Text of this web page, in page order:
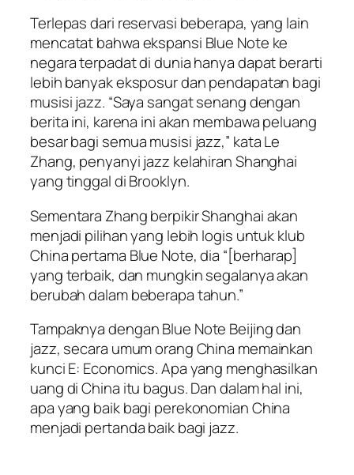
Terlepas dari reservasi beberapa, yang lain
mencatat bahwa ekspansi Blue Note ke
negara terpadat di dunia hanya dapat berarti
lebih banyak eksposur dan pendapatan bagi
musisi jazz. “Saya sangat senang dengan
berita ini, karena ini akan membawa peluang
besar bagi semua musisi jazz,” kata Le
Zhang, penyanyi jazz kelahiran Shanghai
yang tinggal di Brooklyn.
Sementara Zhang berpikir Shanghai akan
menjadi pilihan yang lebih logis untuk klub
China pertama Blue Note, dia “[berharap]
yang terbaik, dan mungkin segalanya akan
berubah dalam beberapa tahun.”
Tampaknya dengan Blue Note Beijing dan
jazz, secara umum orang China memainkan
kunci E: Economics. Apa yang menghasilkan
uang di China itu bagus. Dan dalam hal ini,
apa yang baik bagi perekonomian China
menjadi pertanda baik bagi jazz.